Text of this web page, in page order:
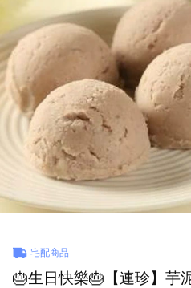
宅配商品
🎂生日快樂🎂【連珍】芋